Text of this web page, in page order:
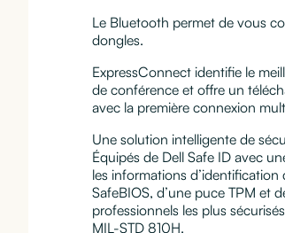
Le Bluetooth permet de vous
dongles.
ExpressConnect identifie le
de conférence et offre un
avec la première connexion
Une solution intelligente de
Équipés de Dell Safe ID avec
les informations d’identification
SafeBIOS, d’une puce TPM et
professionnels les plus
MIL-STD 810H.